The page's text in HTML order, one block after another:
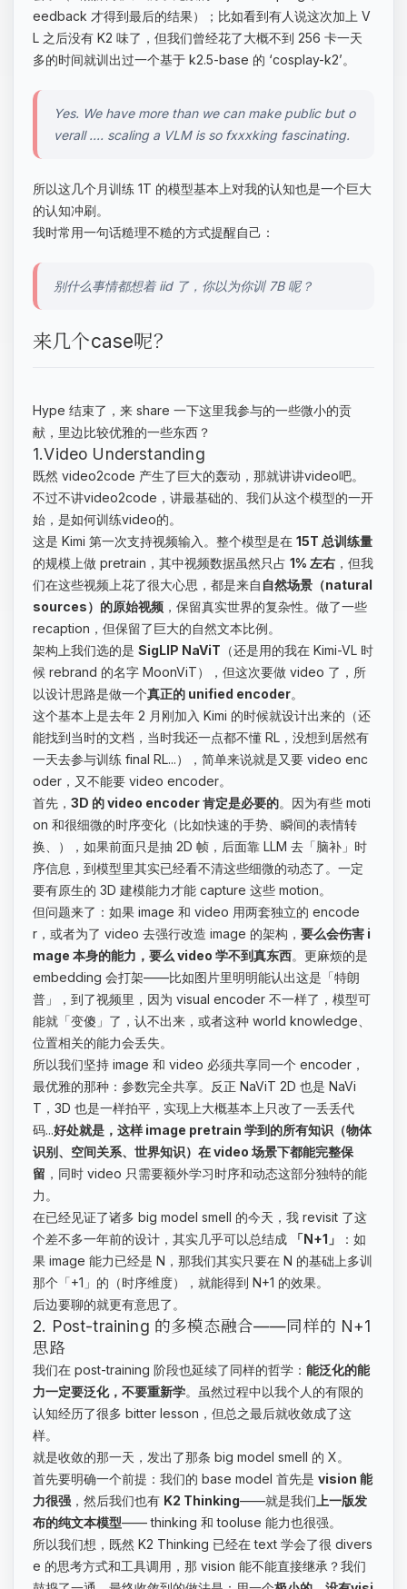
eedback 才得到最后的结果）；比如看到有人说这次加上 V
L 之后没有 K2 味了，但我们曾经花了大概不到 256 卡一天
多的时间就训出过一个基于 k2.5-base 的 ‘cosplay-k2’。
Yes. We have more than we can make public but o
verall .... scaling a VLM is so fxxxking fascinating.
所以这几个月训练 1T 的模型基本上对我的认知也是一个巨大
的认知冲刷。
我时常用一句话糙理不糙的方式提醒自己：
别什么事情都想着 iid 了，你以为你训 7B 呢？
来几个case呢？
Hype 结束了，来 share 一下这里我参与的一些微小的贡
献，里边比较优雅的一些东西？
1.Video Understanding
既然 video2code 产生了巨大的轰动，那就讲讲video吧。
不过不讲video2code，讲最基础的、我们从这个模型的一开
始，是如何训练video的。
这是 Kimi 第一次支持视频输入。整个模型是在 15T 总训练量
的规模上做 pretrain，其中视频数据虽然只占 1% 左右 ，但我
们在这些视频上花了很大心思，都是来自 自然场景（natural
sources）的原始视频 ，保留真实世界的复杂性。做了一些
recaption，但保留了巨大的自然文本比例。
架构上我们选的是 SigLIP NaViT （还是用的我在 Kimi-VL 时
候 rebrand 的名字 MoonViT），但这次要做 video 了，所
以设计思路是做一个真正的 unified encoder。
这个基本上是去年 2 月刚加入 Kimi 的时候就设计出来的（还
能找到当时的文档，当时我还一点都不懂 RL，没想到居然有
一天去参与训练 final RL...），简单来说就是又要 video enc
oder，又不能要 video encoder。
首先， 3D 的 video encoder 肯定是必要的。因为有些 moti
on 和很细微的时序变化（比如快速的手势、瞬间的表情转
换、），如果前面只是抽 2D 帧，后面靠 LLM 去「脑补」时
序信息，到模型里其实已经看不清这些细微的动态了。一定
要有原生的 3D 建模能力才能 capture 这些 motion。
但问题来了：如果 image 和 video 用两套独立的 encode
r，或者为了 video 去强行改造 image 的架构， 要么会伤害 i
mage 本身的能力，要么 video 学不到真东西。更麻烦的是
embedding 会打架——比如图片里明明能认出这是「特朗
普」，到了视频里，因为 visual encoder 不一样了，模型可
能就「变傻」了，认不出来，或者这种 world knowledge、
位置相关的能力会丢失。
所以我们坚持 image 和 video 必须共享同一个 encoder，
最优雅的那种：参数完全共享。反正 NaViT 2D 也是 NaVi
T，3D 也是一样拍平，实现上大概基本上只改了一丢丢代
码...好处就是，这样 image pretrain 学到的所有知识（物体
识别、空间关系、世界知识）在 video 场景下都能完整保
留 ，同时 video 只需要额外学习时序和动态这部分独特的能
力。
在已经见证了诸多 big model smell 的今天，我 revisit 了这
个差不多一年前的设计，其实几乎可以总结成
「N+1」
：如
果 image 能力已经是 N，那我们其实只要在 N 的基础上多训
那个「+1」的（时序维度），就能得到 N+1 的效果。
后边要聊的就更有意思了。
2. Post-training 的多模态融合——同样的 N+1
思路
我们在 post-training 阶段也延续了同样的哲学： 能泛化的能
力一定要泛化，不要重新学。虽然过程中以我个人的有限的
认知经历了很多 bitter lesson，但总之最后就收敛成了这
样。
就是收敛的那一天，发出了那条 big model smell 的 X。
首先要明确一个前提：我们的 base model 首先是 vision 能
力很强 ，然后我们也有 K2 Thinking——就是我们 上一版发
布的纯文本模型—— thinking 和 tooluse 能力也很强。
所以我们想，既然 K2 Thinking 已经在 text 学会了很 divers
e 的思考方式和工具调用，那 vision 能不能直接继承？我们